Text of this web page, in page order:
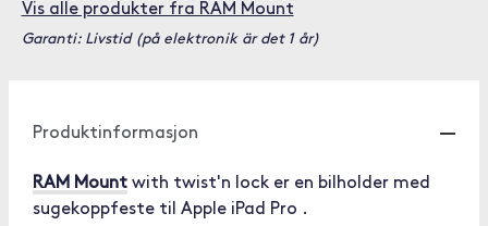
Vis alle produkter fra RAM Mount
Garanti: Livstid (på elektronik är det 1 år)
Produktinformasjon
RAM Mount with twist'n lock er en bilholder med
sugekoppfeste til Apple iPad Pro .